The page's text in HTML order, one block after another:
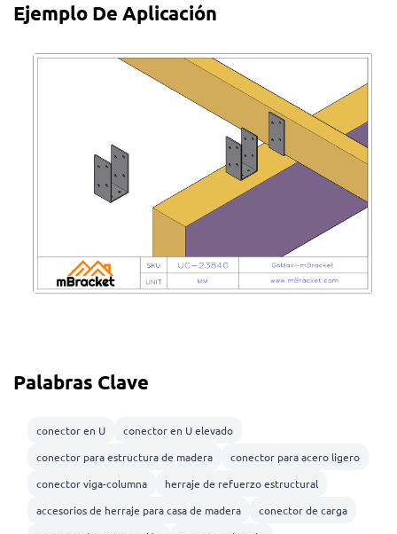
Ejemplo De Aplicación
Palabras Clave
conector en U
conector en U elevado
conector para estructura de madera
conector para acero ligero
conector viga-columna
herraje de refuerzo estructural
accesorios de herraje para casa de madera
conector de carga